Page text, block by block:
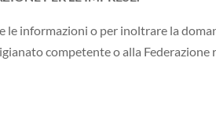
le informazioni o per inoltrare la
competente o alla Federazione